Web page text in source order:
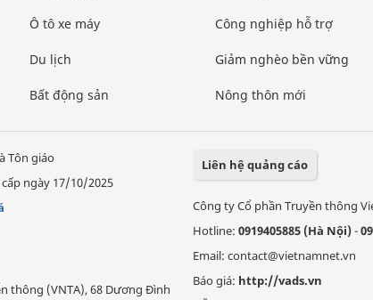
Ô tô xe máy
Du lịch
Bất động sản
Công nghiệp hỗ trợ
Giảm nghèo bền vững
Nông thôn mới
Tôn giáo
cấp ngày 17/10/2025
thông (VNTA), 68 Dương Đình
Liên hệ quảng cáo
Công ty Cổ phần Truyền thông
Hotline: 0919405885 (Hà Nội)-
Email: contact@vietnamnet.vn
Báo giá: http://vads.vn